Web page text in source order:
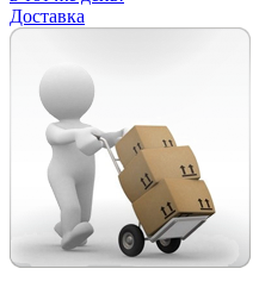
Доставка